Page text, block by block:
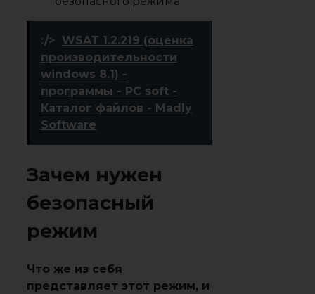
:/>
WSAT 1.2.219 (оценка
производительности
windows 8.1) -
программы - PC soft -
Каталог файлов - Madly
Software
Зачем нужен
безопасный
режим
Что же из себя
представляет этот режим, и